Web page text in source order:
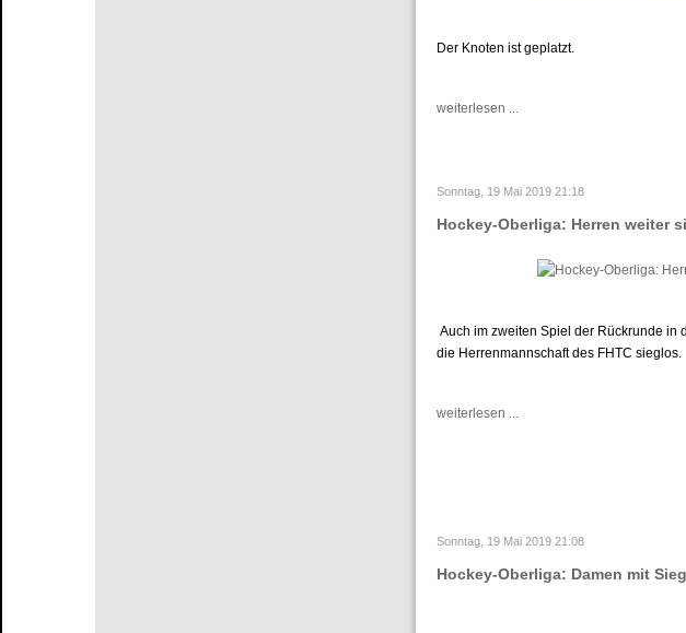
Der Knoten ist geplatzt.
weiterlesen ...
Sonntag, 19 Mai 2019 21:18
Hockey-Oberliga: Herren weiter
Auch im zweiten Spiel der Rückrunde in
die Herrenmannschaft des FHTC sieglos.
weiterlesen ...
Sonntag, 19 Mai 2019 21:08
Hockey-Oberliga: Damen mit